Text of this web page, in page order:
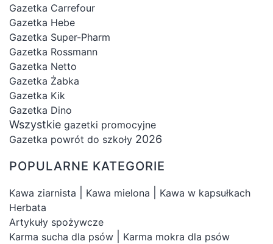
Gazetka Carrefour
Gazetka Hebe
Gazetka Super-Pharm
Gazetka Rossmann
Gazetka Netto
Gazetka Żabka
Gazetka Kik
Gazetka Dino
Wszystkie gazetki promocyjne
Gazetka powrót do szkoły 2026
POPULARNE KATEGORIE
Kawa ziarnista Kawa mielona
Kawa w kapsułkach
Herbata
Artykuły spożywcze
Karma sucha dla psów
Karma mokra dla psów